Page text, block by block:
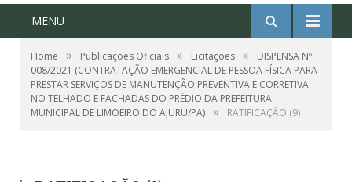
MENU
Home » Publicações Oficiais » Licitações »
DISPENSA Nº
008/2021 (CONTRATAÇÃO EMERGENCIAL DE PESSOA FÍSICA PARA
PRESTAR SERVIÇOS DE MANUTENÇÃO PREVENTIVA E CORRETIVA
NO TELHADO E FACHADAS DO PRÉDIO DA PREFEITURA
MUNICIPAL DE LIMOEIRO DO AJURU/PA) » RATIFICAÇÃO (9)